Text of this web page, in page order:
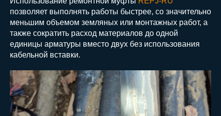
позволяет выполнять работы быстрее, со значительно
меньшим объемом земляных или монтажных работ, а
также сократить расход материалов до одной
единицы арматуры вместо двух без использования
кабельной вставки.